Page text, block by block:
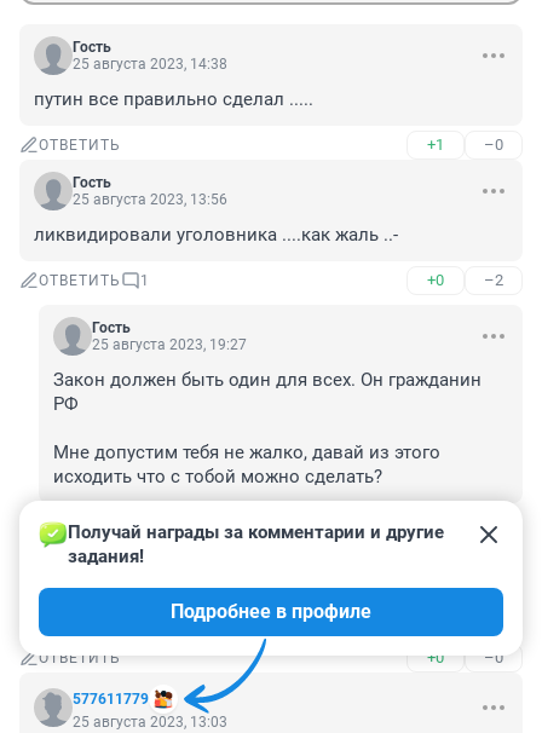
Гость
25 августа 2023, 14:38
путин все правильно сделал .....
ОТВЕТИТЬ +1 –0
Гость
25 августа 2023, 13:56
ликвидировали уголовника ....как жаль ..-
ОТВЕТИТЬ 1 +0 –2
Гость
25 августа 2023, 19:27
Закон должен быть один для всех. Он гражданин
РФ
Мне допустим тебя не жалко, давай из этого
исходить что с тобой можно сделать?
ОТВЕТИТЬ –0
Гость
армия или банда ? как теперь ?
ОТВЕТИТЬ +0 –0
577611779
Получай награды за комментарии и другие
задания!
Подробнее в профиле
25 августа 2023, 13:03